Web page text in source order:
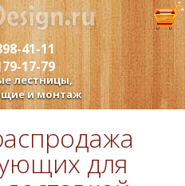
лестницы,
и монтаж
41-11
17-79
для